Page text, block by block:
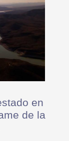
en
de la